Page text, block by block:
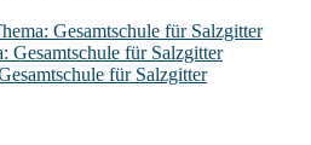
Gesamtschule für Salzgitter
Gesamtschule für Salzgitter
für Salzgitter